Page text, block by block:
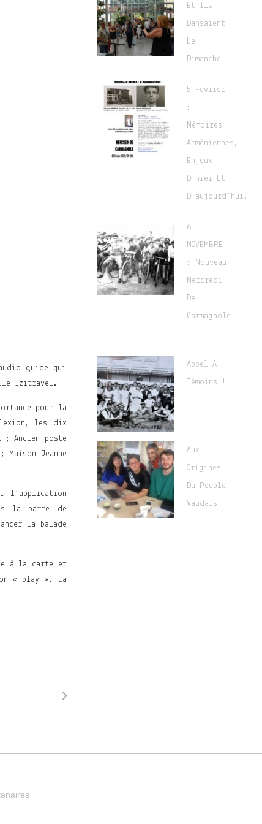
guide qui
Izitravel.
pour la
les dix
; Ancien poste
Jeanne
l’application
la barre de
la balade
à la carte et
« play ». La
Et Ils
Dansaient
Le
Dimanche
5 Février
:
Mémoires
Arméniennes,
Enjeux
D’hier Et
D’aujourd’hui.
6
NOVEMBRE
: Nouveau
Mercredi
De
Carmagnole
!
Appel À
Témoins !
Aux
Origines
Du Peuple
Vaudais